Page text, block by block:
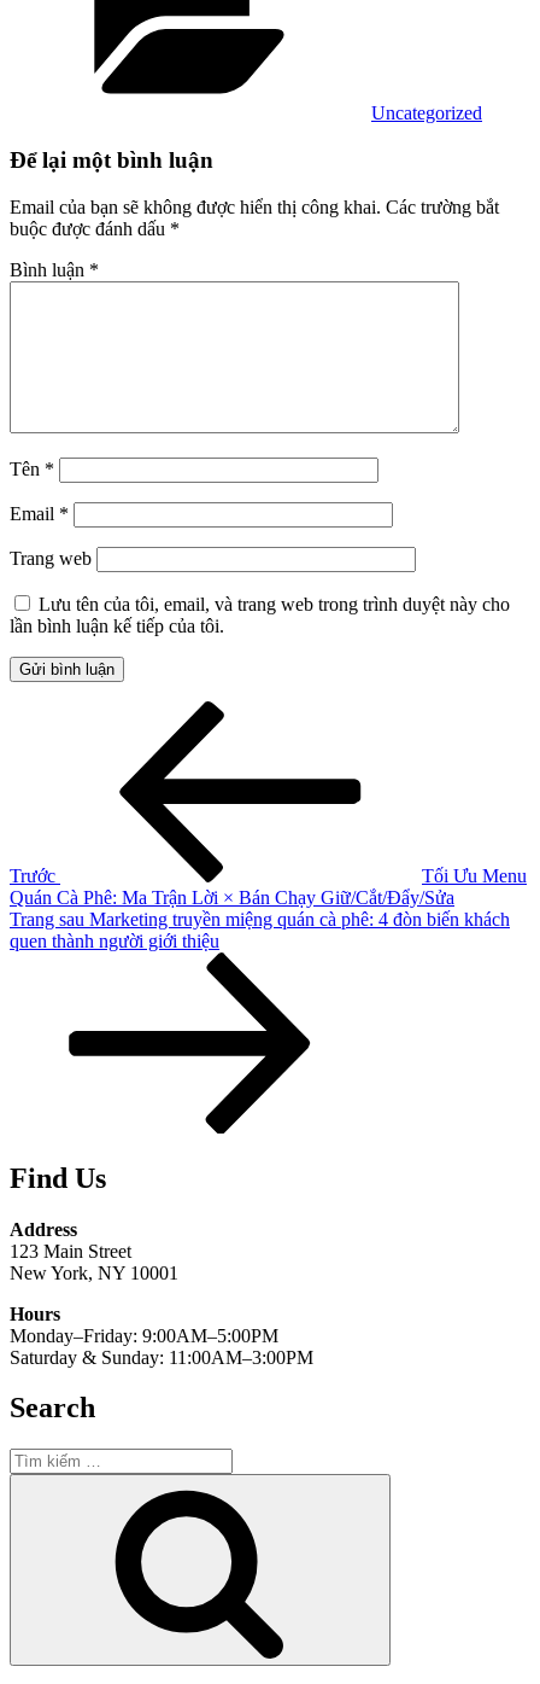
Uncategorized
Để lại một bình luận
Email của bạn sẽ không được hiển thị công khai. Các trường bắt
buộc được đánh dấu *
Bình luận *
Tên *
Email *
Trang web
Lưu tên của tôi, email, và trang web trong trình duyệt này cho
lần bình luận kế tiếp của tôi.
Trước
Tối Ưu Menu
Quán Cà Phê: Ma Trận Lời × Bán Chạy Giữ/Cắt/Đẩy/Sửa
Bài
tiếp
Trang sau Marketing truyền miệng quán cà phê: 4 đòn biến khách
quen thành người giới thiệu
Find Us
Address
123 Main Street
New York, NY 10001
Hours
Monday–Friday: 9:00AM–5:00PM
Saturday & Sunday: 11:00AM–3:00PM
Search
Tìm
kiếm: